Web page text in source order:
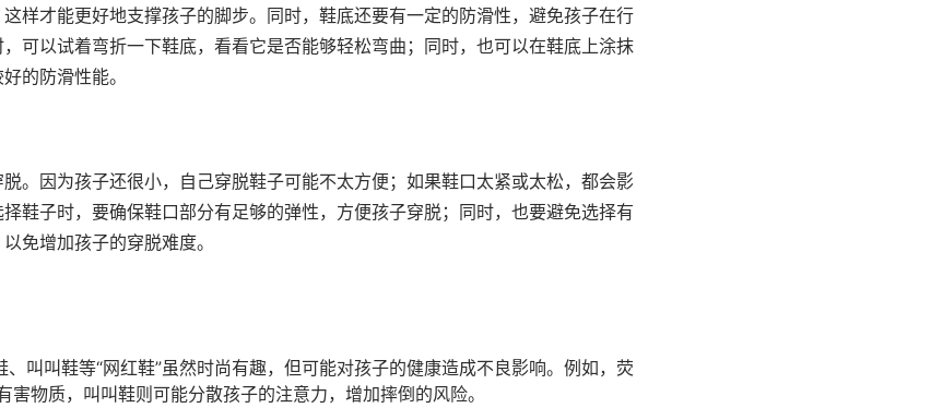
样才能更好地支撑孩子的脚步。同时，鞋底还要有一定的防滑性，避免孩子在行
可以试着弯折一下鞋底，看看它是否能够轻松弯曲；同时，也可以在鞋底上涂抹
的防滑性能。
。因为孩子还很小，自己穿脱鞋子可能不太方便；如果鞋口太紧或太松，都会影
鞋子时，要确保鞋口部分有足够的弹性，方便孩子穿脱；同时，也要避免选择有
免增加孩子的穿脱难度。
、叫叫鞋等“网红鞋”虽然时尚有趣，但可能对孩子的健康造成不良影响。例如，荧
害物质，叫叫鞋则可能分散孩子的注意力，增加摔倒的风险。